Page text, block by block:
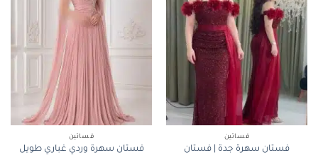
فساتين
فستان سهرة جدة | فستان
فساتين
فستان سهرة وردي غباري طويل